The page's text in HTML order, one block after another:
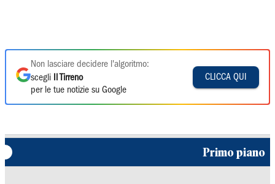
Non lasciare decidere l'algoritmo:
scegli
Il Tirreno
per le tue notizie su Google
CLICCA QUI
Primo piano